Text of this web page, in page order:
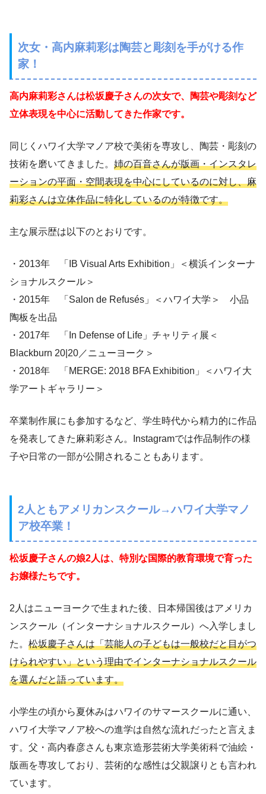
次女・高内麻莉彩は陶芸と彫刻を手がける作
家！
高内麻莉彩さんは松坂慶子さんの次女で、陶芸や彫刻など
立体表現を中心に活動してきた作家です。
同じくハワイ大学マノア校で美術を専攻し、陶芸・彫刻の
技術を磨いてきました。 姉の百音さんが版画・インスタレ
ーションの平面・空間表現を中心にしているのに対し、麻
莉彩さんは立体作品に特化しているのが特徴です。
主な展示歴は以下のとおりです。
・2013年 「IB Visual Arts Exhibition」＜横浜インターナ
ショナルスクール＞
・2015年 「Salon de Refusés」＜ハワイ大学＞ 小品
陶板を出品
・2017年 「In Defense of Life」チャリティ展＜
Blackburn 20|20／ニューヨーク＞
・2018年 「MERGE: 2018 BFA Exhibition」＜ハワイ大
学アートギャラリー＞
卒業制作展にも参加するなど、学生時代から精力的に作品
を発表してきた麻莉彩さん。Instagramでは作品制作の様
子や日常の一部が公開されることもあります。
2人ともアメリカンスクール→ハワイ大学マノ
ア校卒業！
松坂慶子さんの娘2人は、特別な国際的教育環境で育った
お嬢様たちです。
2人はニューヨークで生まれた後、日本帰国後はアメリカ
ンスクール（インターナショナルスクール）へ入学しまし
た。 松坂慶子さんは「芸能人の子どもは一般校だと目がつ
けられやすい」という理由でインターナショナルスクール
を選んだと語っています。
小学生の頃から夏休みはハワイのサマースクールに通い、
ハワイ大学マノア校への進学は自然な流れだったと言えま
す。父・高内春彦さんも東京造形芸術大学美術科で油絵・
版画を専攻しており、芸術的な感性は父親譲りとも言われ
ています。